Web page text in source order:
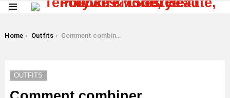
You are here:
Home Outfits Comment combiner chaussures et sac pour un mariage et être le centre d'attention de votre look invité (quelle que soit votre robe)
OUTFITS